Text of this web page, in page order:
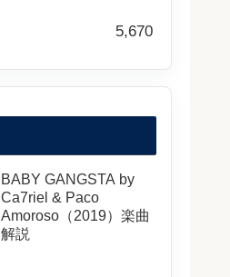
5,670
BABY GANGSTA by
Ca7riel & Paco
Amoroso（2019）楽曲
解説